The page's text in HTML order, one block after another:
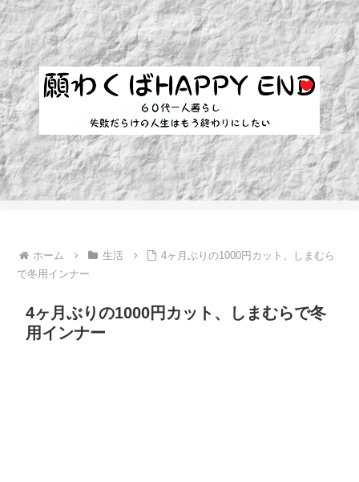
ホーム 生活
4ヶ月ぶりの1000円カット、しまむら
で冬用インナー
4ヶ月ぶりの1000円カット、しまむらで冬
用インナー